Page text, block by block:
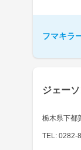
フマキラ
ジェー
栃木県下都
TEL: 0282-